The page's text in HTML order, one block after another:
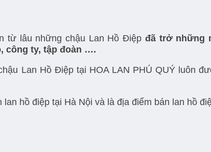
từ lâu những chậu Lan Hồ Điệp đã trở những
công ty, tập đoàn ….
Lan Hồ Điệp tại HOA LAN PHÚ QUÝ luôn
hồ điệp tại Hà Nội và là địa điểm bán lan hồ